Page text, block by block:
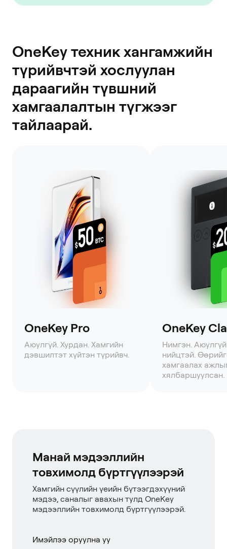
OneKey техник хангамжийн
түрийвчтэй хослуулан
дараагийн түвшний
хамгаалалтын түгжээг
тайлаарай.
OneKey Pro
Аюулгүй. Хурдан. Хамгийн
дэвшилтэт хүйтэн түрийвч.
OneKey
Нимгэн.
нийцтэй.
хамгаалах
хялбаршуулсан.
Манай мэдээллийн
товхимолд бүртгүүлээрэй
Хамгийн сүүлийн үеийн бүтээгдэхүүний
мэдээ, саналыг авахын тулд OneKey
мэдээллийн товхимолд бүртгүүлээрэй.